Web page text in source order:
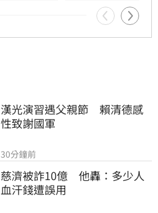
漢光演習遇父親節　賴清德感
性致謝國軍
30分鐘前
慈濟被詐10億　他轟：多少人
血汗錢遭誤用